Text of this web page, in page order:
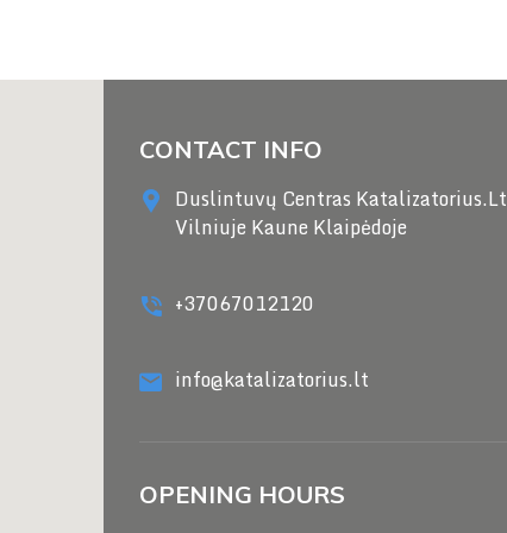
CONTACT INFO
Duslintuvų Centras Katalizatorius.Lt
Vilniuje Kaune Klaipėdoje
+37067012120
info@katalizatorius.lt
OPENING HOURS